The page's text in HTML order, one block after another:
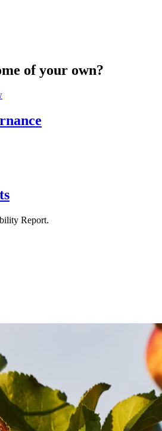
of your own?
Report.